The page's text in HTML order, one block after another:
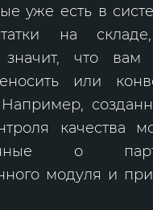
уже есть в
на
что
или
качества
о
модуля и